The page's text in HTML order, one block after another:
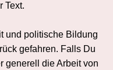
Text.
und politische Bildung
gefahren. Falls Du
generell die Arbeit von